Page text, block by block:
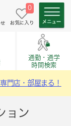
0
お気に入り
通勤・通学
時間検索
門店・部屋まる！
ョン